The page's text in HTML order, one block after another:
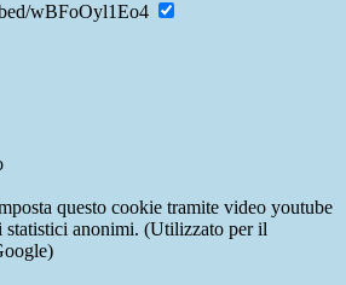
wBFoOyl1Eo4
questo cookie tramite video youtube
statistici anonimi. (Utilizzato per il